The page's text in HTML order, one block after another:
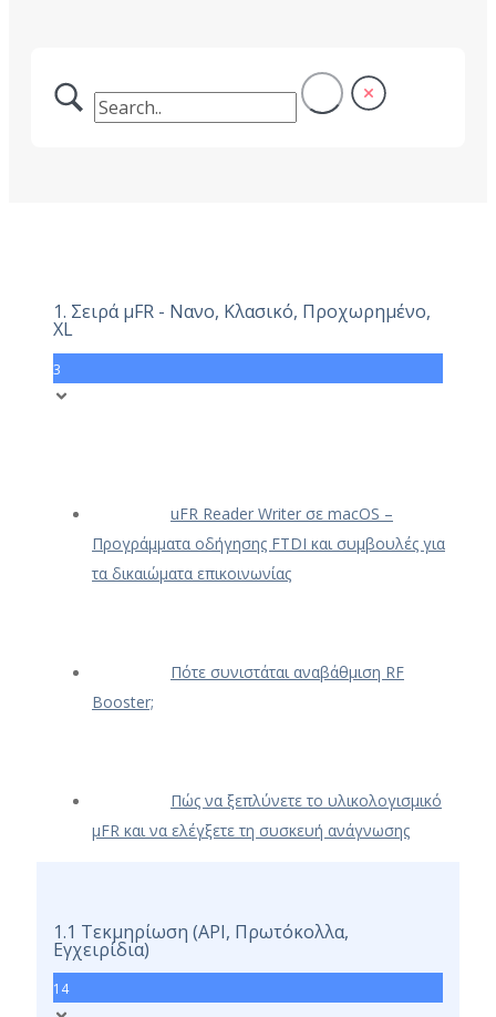
1. Σειρά μFR - Νανο, Κλασικό, Προχωρημένο,
XL
3
uFR Reader Writer σε macOS –
Προγράμματα οδήγησης FTDI και συμβουλές για
τα δικαιώματα επικοινωνίας
Πότε συνιστάται αναβάθμιση RF
Booster;
Πώς να ξεπλύνετε το υλικολογισμικό
μFR και να ελέγξετε τη συσκευή ανάγνωσης
1.1 Τεκμηρίωση (API, Πρωτόκολλα,
Εγχειρίδια)
14